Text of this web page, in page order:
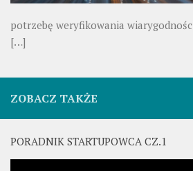
potrzebę weryfikowania
[…]
ZOBACZ TAKŻE
PORADNIK STARTUPOWCA CZ.1